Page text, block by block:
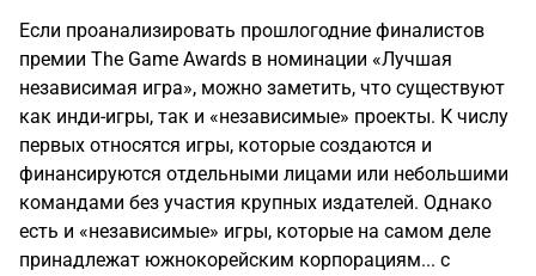
Если проанализировать прошлогодние финалистов
премии The Game Awards в номинации «Лучшая
независимая игра», можно заметить, что существуют
как инди-игры, так и «независимые» проекты. К числу
первых относятся игры, которые создаются и
финансируются отдельными лицами или небольшими
командами без участия крупных издателей. Однако
есть и «независимые» игры, которые на самом деле
принадлежат южнокорейским корпорациям... с